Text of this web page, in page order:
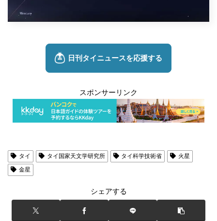
スポンサーリンク
タイ タイ国家天文学研究所 タイ科学技術省
火星
金星
シェアする